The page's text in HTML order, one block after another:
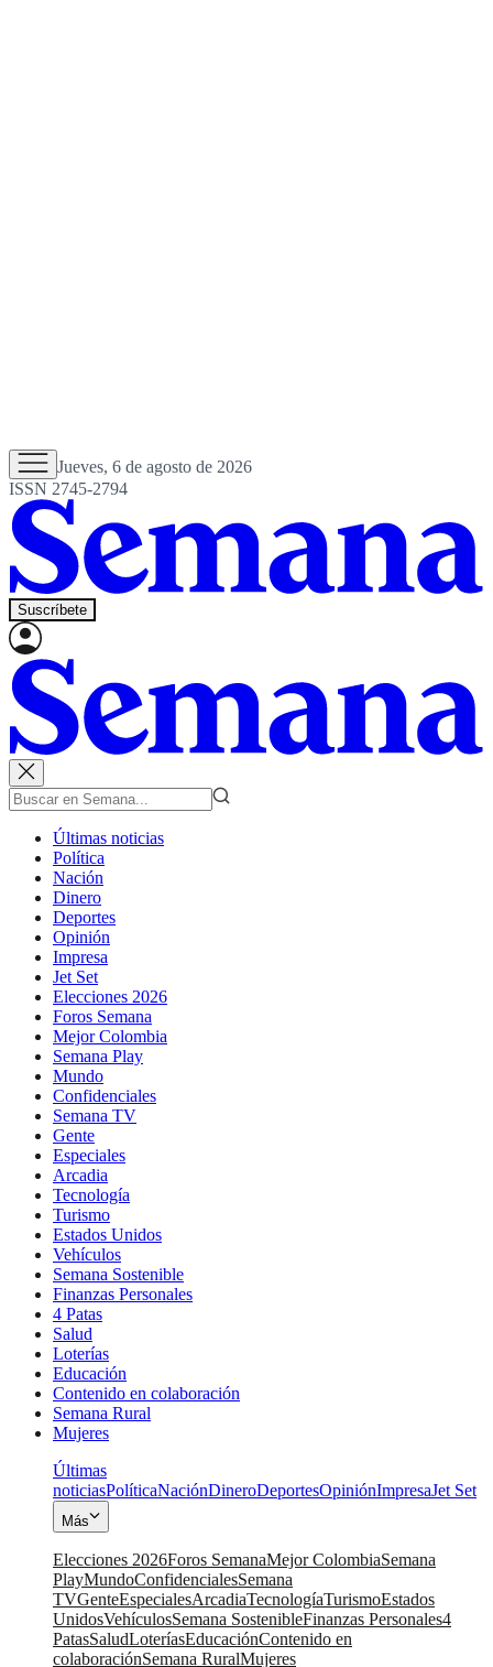
Jueves, 6 de agosto de 2026
ISSN 2745-2794
Suscríbete
Últimas noticias
Política
Nación
Dinero
Deportes
Opinión
Impresa
Jet Set
Elecciones 2026
Foros Semana
Mejor Colombia
Semana Play
Mundo
Confidenciales
Semana TV
Gente
Especiales
Arcadia
Tecnología
Turismo
Estados Unidos
Vehículos
Semana Sostenible
Finanzas Personales
4 Patas
Salud
Loterías
Educación
Contenido en colaboración
Semana Rural
Mujeres
Últimas
noticiasPolíticaNaciónDineroDeportesOpiniónImpresaJet Set
Más
Elecciones 2026Foros SemanaMejor ColombiaSemana
PlayMundoConfidencialesSemana
TVGenteEspecialesArcadiaTecnologíaTurismoEstados
UnidosVehículosSemana SostenibleFinanzas Personales4
PatasSaludLoteríasEducaciónContenido en
colaboraciónSemana RuralMujeres